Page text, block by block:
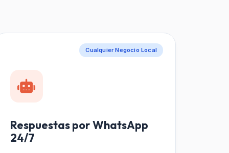
Cualquier Negocio Local
Respuestas por WhatsApp
24/7